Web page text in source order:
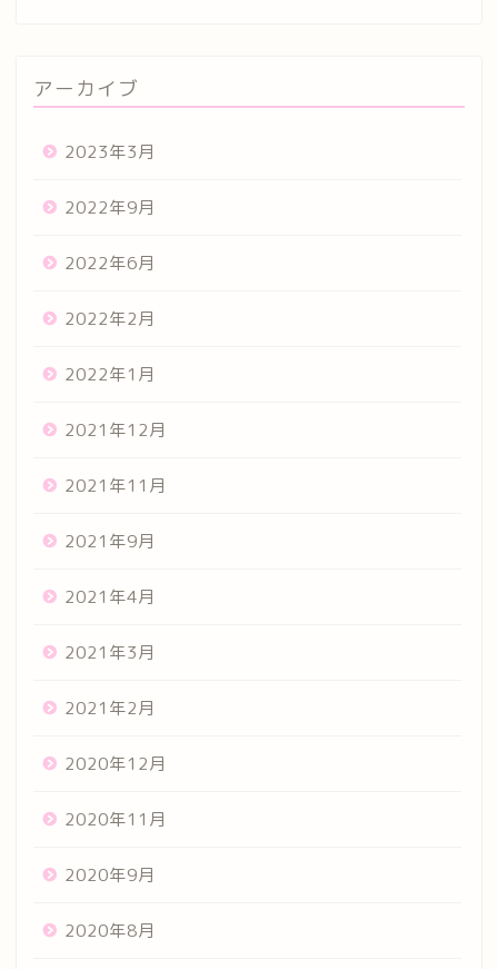
アーカイブ
2023年3月
2022年9月
2022年6月
2022年2月
2022年1月
2021年12月
2021年11月
2021年9月
2021年4月
2021年3月
2021年2月
2020年12月
2020年11月
2020年9月
2020年8月